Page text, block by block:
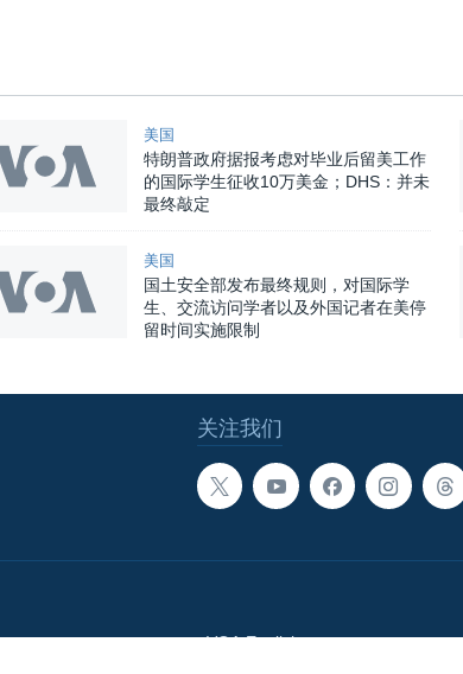
美国
特朗普政府据报考虑对毕业后留美工作
的国际学生征收10万美金；DHS：并未
最终敲定
美国
国土安全部发布最终规则，对国际学
生、交流访问学者以及外国记者在美停
留时间实施限制
关注我们
VOA English